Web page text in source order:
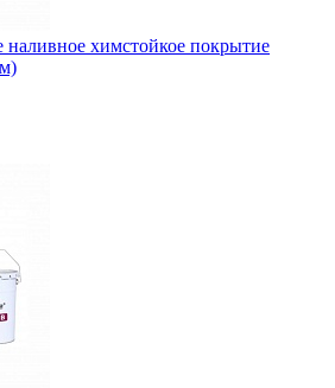
химстойкое покрытие